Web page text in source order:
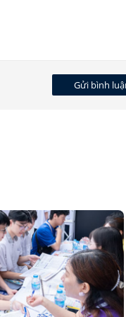
Gửi bình